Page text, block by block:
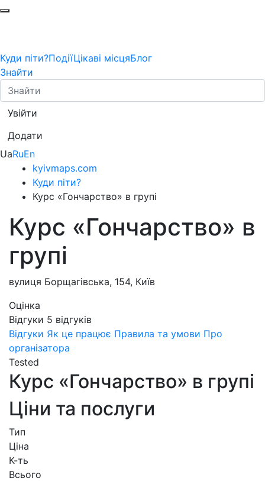
Куди піти?ПодіїЦікаві місцяБлог
Знайти
Увійти
Додати
UaRuEn
kyivmaps.com
Куди піти?
Курс «Гончарство» в групі
Курс «Гончарство» в
групі
вулиця Борщагівська, 154, Київ
Оцінка
Відгуки 5 відгуків
Відгуки Як це працює Правила та умови Про
організатора
Tested
Курс «Гончарство» в групі
Ціни та послуги
Тип
Ціна
К-ть
Всього